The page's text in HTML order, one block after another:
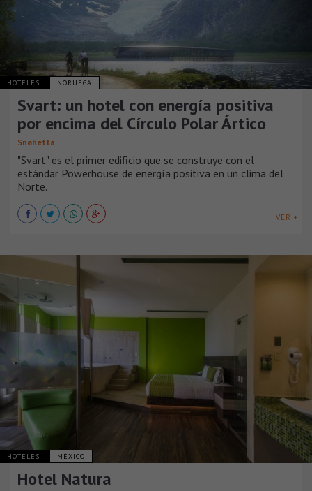
HOTELES NORUEGA
Svart: un hotel con energía positiva
por encima del Círculo Polar Ártico
Snøhetta
"Svart" es el primer edificio que se construye con el
estándar Powerhouse de energía positiva en un clima del
Norte.
VER +
HOTELES MÉXICO
Hotel Natura